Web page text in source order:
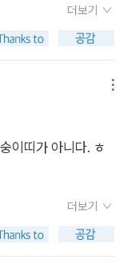
피할 수 있는 건 아
는 안다. 박시하의
. 구체적으로 살고
…… 그런 것들이
는 없겠지만 사랑은
어둠에서부터 파
을 쉬자 물고기가
은 사라지게 될 거
가 가장 슬펐을 때
내 책상은 확연히 다
서 글이라 할 수 있
키우는 게 잘못인지
너저분하게 자리한
게 사랑스러운 시
랑 나는 내가 좋습
신에게 뭐라 말합
늘 당신에게 내 생
고 싶지 않습니다
한 것들을 살핀다. 2
게 게으름을 부렸
머리카락은 아주 지
자거나 드라마를
다리가 붓는다는
다. 무리하지 않으
지 못했고 당분간
책이 들어 있는지
아트들이 참 많습
네요.^^알라디너
손으로 그린 펜
성을 동시에 거머
은 레베카 도트르메
그림책이다.이 책에
이 등장한다. 1㎜
이퍼 커팅으로 만들
. 그런데 이 페이퍼
더보기
이띠가 아니다. ㅎ
더보기